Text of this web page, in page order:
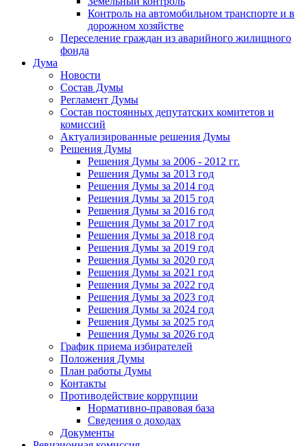
Контроль на автомобильном транспорте и в
дорожном хозяйстве
Переселение граждан из аварийного жилищного
фонда
Дума
Новости
Состав Думы
Регламент Думы
Состав постоянных депутатских комитетов и
комиссий
Актуализированные решения Думы
Решения Думы
Решения Думы за 2006 - 2012 гг.
Решения Думы за 2013 год
Решения Думы за 2014 год
Решения Думы за 2015 год
Решения Думы за 2016 год
Решения Думы за 2017 год
Решения Думы за 2018 год
Решения Думы за 2019 год
Решения Думы за 2020 год
Решения Думы за 2021 год
Решения Думы за 2022 год
Решения Думы за 2023 год
Решения Думы за 2024 год
Решения Думы за 2025 год
Решения Думы за 2026 год
График приема избирателей
Положения Думы
План работы Думы
Контакты
Противодействие коррупции
Нормативно-правовая база
Сведения о доходах
Документы